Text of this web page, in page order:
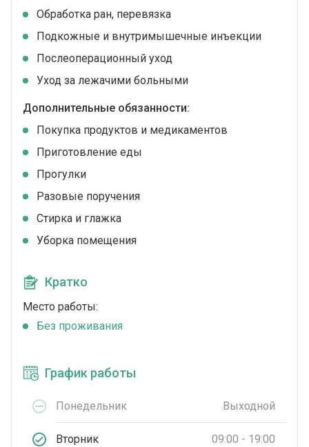
Обработка ран, перевязка
Подкожные и внутримышечные инъекции
Послеоперационный уход
Уход за лежачими больными
Дополнительные обязанности:
Покупка продуктов и медикаментов
Приготовление еды
Прогулки
Разовые поручения
Стирка и глажка
Уборка помещения
Кратко
Место работы:
Без проживания
График работы
Понедельник Выходной
Вторник 09:00 - 19:00